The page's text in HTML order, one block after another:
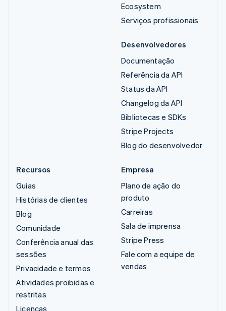
Ecosystem
Serviços profissionais
Desenvolvedores
Documentação
Referência da API
Status da API
Changelog da API
Bibliotecas e SDKs
Stripe Projects
Blog do desenvolvedor
Recursos
Guias
Histórias de clientes
Blog
Comunidade
Conferência anual das
sessões
Privacidade e termos
Atividades proibidas e
restritas
Licenças
Empresa
Plano de ação do
produto
Carreiras
Sala de imprensa
Stripe Press
Fale com a equipe de
vendas